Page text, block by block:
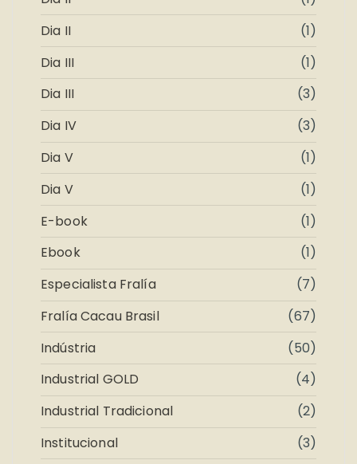
Dia II
(1)
Dia III
(1)
Dia III
(3)
Dia IV
(3)
Dia V
(1)
Dia V
(1)
E-book
(1)
Ebook
(1)
Especialista Fralía
(7)
Fralía Cacau Brasil
(67)
Indústria
(50)
Industrial GOLD
(4)
Industrial Tradicional
(2)
Institucional
(3)